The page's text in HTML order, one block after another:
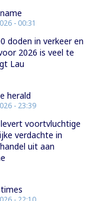
- 00:31
doden in verkeer en
2026 is veel te
Lau
herald
- 23:39
voortvluchtige
verdachte in
uit aan